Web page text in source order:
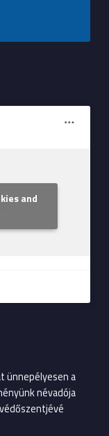
and
ünnepélyesen a
névadója